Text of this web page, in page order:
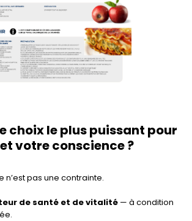
choix le plus puissant pour
votre conscience ?
n’est pas une contrainte.
de santé et de vitalité — à condition